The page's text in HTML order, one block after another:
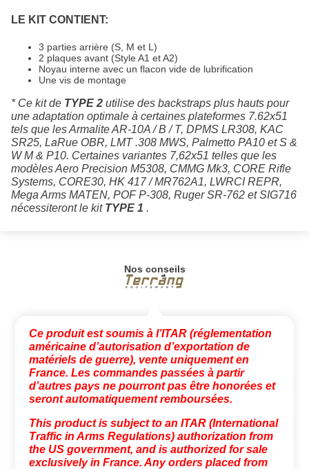
LE KIT CONTIENT:
3 parties arrière (S, M et L)
2 plaques avant (Style A1 et A2)
Noyau interne avec un flacon vide de lubrification
Une vis de montage
* Ce kit de TYPE 2 utilise des backstraps plus hauts pour
une adaptation optimale à certaines plateformes 7.62x51
tels que les Armalite AR-10A / B / T, DPMS LR308, KAC
SR25, LaRue OBR, LMT .308 MWS, Palmetto PA10 et S &
W M & P10. Certaines variantes 7,62x51 telles que les
modèles Aero Precision M5308, CMMG Mk3, CORE Rifle
Systems, CORE30, HK 417 / MR762A1, LWRCI REPR,
Mega Arms MATEN, POF P-308, Ruger SR-762 et SIG716
nécessiteront le kit TYPE 1 .
Nos conseils
Ce produit est soumis à l’ITAR (réglementation
américaine d’autorisation d’exportation de
matériels de guerre), vente uniquement en
France. Les commandes passées à partir
d’autres pays ne pourront pas être honorées et
seront automatiquement remboursées.
This product is subject to an ITAR (International
Traffic in Arms Regulations) authorization from
the US government, and is authorized for sale
exclusively in France. Any orders placed from